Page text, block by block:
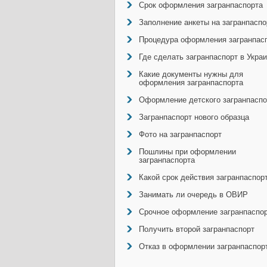
Срок оформления загранпаспорта
Заполнение анкеты на
Процедура оформления
Где сделать загранпаспорт в
Какие документы нужны для
оформления загранпаспорта
Оформление детского
Загранпаспорт нового образца
Фото на загранпаспорт
Пошлины при оформлении
загранпаспорта
Какой срок действия
Занимать ли очередь в ОВИР
Срочное оформление
Получить второй загранпаспорт
Отказ в оформлении